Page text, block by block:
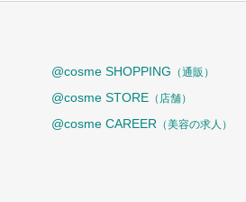
@cosme SHOPPING （通販）
@cosme STORE （店舗）
@cosme CAREER （美容の求人）